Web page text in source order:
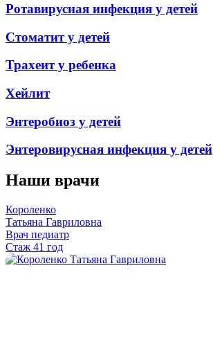
Ротавирусная инфекция у детей
Стоматит у детей
Трахеит у ребенка
Хейлит
Энтеробиоз у детей
Энтеровирусная инфекция у детей
Наши врачи
Короленко
Татьяна Гавриловна
Врач педиатр
Стаж 41 год